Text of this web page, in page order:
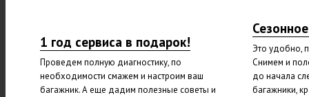
1 год сервиса в подарок!
Проведем полную диагностику, по
необходимости смажем и настроим ваш
багажник. А еще дадим полезные советы и
Это удобно,
Снимем и
до начала
багажники,